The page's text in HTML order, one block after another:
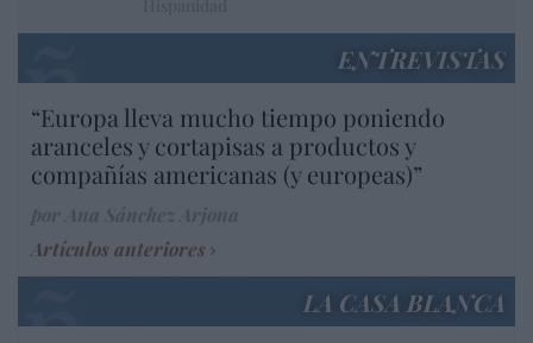
ENTREVISTAS
“Europa lleva mucho tiempo poniendo
aranceles y cortapisas a productos y
compañías americanas (y europeas)”
Artículos anteriores
LA CASA BLANCA